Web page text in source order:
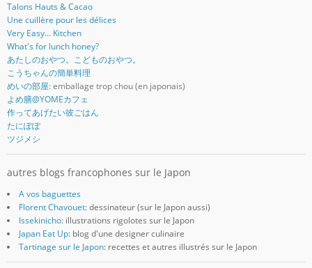
Talons Hauts & Cacao
Une cuillère pour les délices
Very Easy... Kitchen
What's for lunch honey?
あたしのおやつ。こどものおやつ。
こうちゃんの簡単料理
めいの部屋: emballage trop chou (en japonais)
よめ膳@YOMEカフェ
作ってあげたい彼ごはん
たにぽぽ
ツジメシ
autres blogs francophones sur le Japon
A vos baguettes
Florent Chavouet: dessinateur (sur le Japon aussi)
Issekinicho: illustrations rigolotes sur le Japon
Japan Eat Up: blog d'une designer culinaire
Tartinage sur le Japon: recettes et autres illustrés sur le Japon